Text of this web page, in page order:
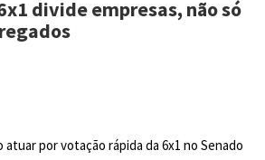
divide empresas, não só